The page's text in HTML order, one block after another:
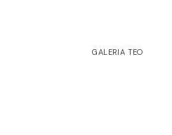
GALERIA TEO